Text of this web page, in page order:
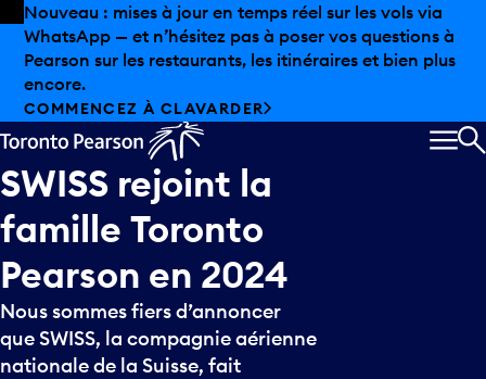
Skip to offers
Passer au contenu principal
Nouveau : mises à jour en temps réel sur les vols via
WhatsApp — et n’hésitez pas à poser vos questions à
Pearson sur les restaurants, les itinéraires et bien plus
encore.
COMMENCEZ À CLAVARDER
SWISS rejoint la
famille Toronto
Pearson en 2024
Nous sommes fiers d’annoncer
que SWISS, la compagnie aérienne
nationale de la Suisse, fait